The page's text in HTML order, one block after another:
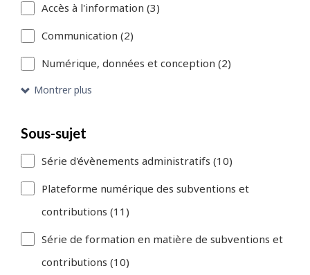
résultats
de
la
recherche
que
vous
sélectionnez
ou
un
filtre
de
recherche,
cette
Accès à l'information (3)
Communication (2)
Numérique, données et conception (2)
Montrer plus
Sous-sujet
Série d'évènements administratifs (10)
Plateforme numérique des subventions et
contributions (11)
Série de formation en matière de subventions et
contributions (10)